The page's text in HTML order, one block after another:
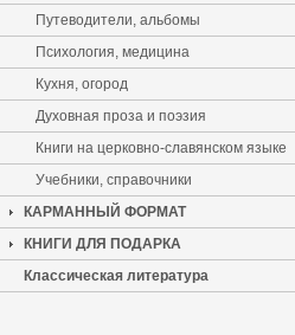
Путеводители, альбомы
Психология, медицина
Кухня, огород
Духовная проза и поэзия
Книги на церковно-славянском языке
Учебники, справочники
КАРМАННЫЙ ФОРМАТ
КНИГИ ДЛЯ ПОДАРКА
Классическая литература